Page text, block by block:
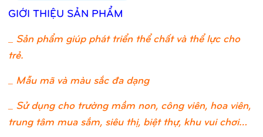
GIỚI THIỆU SẢN PHẨM
Sản phẩm giúp phát triển thể chất và thể lực cho
trẻ.
_ Mẫu mã và màu sắc đa dạng
_ Sử dụng cho trường mầm non, công viên, hoa viên,
trung tâm mua sắm, siêu thị, biệt thự, khu vui chơi…